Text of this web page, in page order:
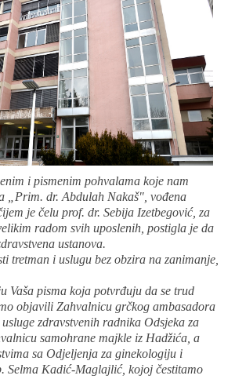
i pismenim pohvalama koje nam
„Prim. dr. Abdulah Nakaš", vođena
je čelu prof. dr. Sebija Izetbegović, za
radom svih uposlenih, postigla je da
ustanova.
tretman i uslugu bez obzira na zanimanje,
Vaša pisma koja potvrđuju da se trud
objavili Zahvalnicu grčkog ambasadora
zdravstvenih radnika Odsjeka za
samohrane majkle iz Hadžića, a
sa Odjeljenja za ginekologiju i
Selma Kadić-Maglajlić, kojoj čestitamo